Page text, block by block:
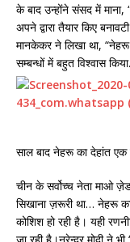
के बाद उन्होंने संसद में
अपने द्वारा तैयार किए
मानकेकर ने लिखा था, “नेहरू
सम्बन्धों में बहुत विश्वास
साल बाद नेहरू का देहांत एक
चीन के सर्वोच्च नेता माओ
सिखाना ज़रूरी था… नेहरू
कोशिश हो रही है। यही
जा रही है।नरेन्द्र मोदी ने भी